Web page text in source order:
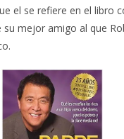
el se refiere en el libro
su mejor amigo al que